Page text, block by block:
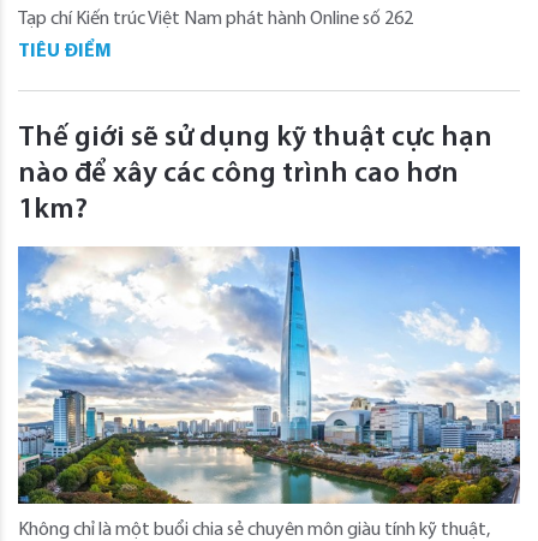
Tạp chí Kiến trúc Việt Nam phát hành Online số 262
TIÊU ĐIỂM
Thế giới sẽ sử dụng kỹ thuật cực hạn
nào để xây các công trình cao hơn
1km?
Không chỉ là một buổi chia sẻ chuyên môn giàu tính kỹ thuật,